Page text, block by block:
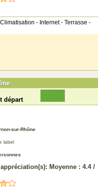
- Internet - Terrasse -
départ
sur-Rhône
label
appréciation(s): Moyenne : 4.4/